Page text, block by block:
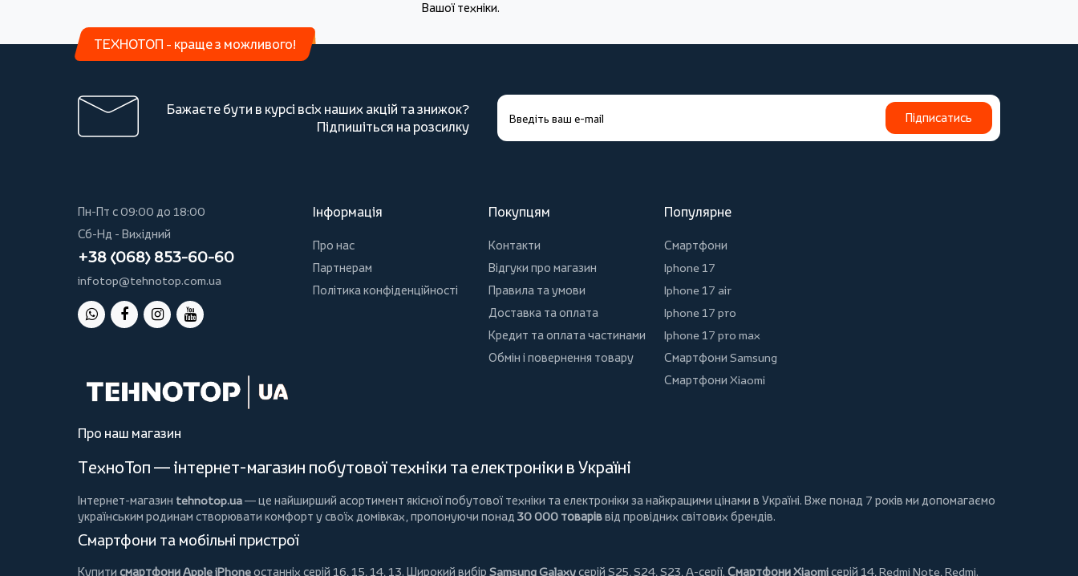
Вашої техніки.
ТЕХНОТОП - краще з можливого!
Бажаєте бути в курсі всіх наших акцій та знижок?
Підпишіться на розсилку
Підписатись
Пн-Пт с 09:00 до 18:00
Сб-Нд - Вихідний
+38 (068) 853-60-60
infotop@tehnotop.com.ua
Інформація
Про нас
Партнерам
Політика конфіденційності
Покупцям
Контакти
Відгуки про магазин
Правила та умови
Доставка та оплата
Кредит та оплата частинами
Обмін і повернення товару
Популярне
Смартфони
Iphone 17
Iphone 17 air
Iphone 17 pro
Iphone 17 pro max
Смартфони Samsung
Смартфони Xiaomi
Про наш магазин
ТехноТоп — інтернет-магазин побутової техніки та електроніки в Україні
Інтернет-магазин tehnotop.ua— це найширший асортимент якісної побутової техніки та електроніки за найкращими цінами в Україні. Вже понад 7 років ми допомагаємо
українським родинам створювати комфорт у своїх домівках, пропонуючи понад 30 000 товаріввід провідних світових брендів.
Смартфони та мобільні пристрої
Купити смартфони Apple iPhoneостанніх серій 16, 15, 14, 13. Широкий вибір Samsung Galaxyсерій S25, S24, S23, A-серії. Смартфони Xiaomiсерій 14, Redmi Note, Redmi.